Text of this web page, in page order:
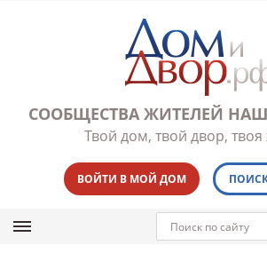
СООБЩЕСТВА ЖИТЕЛЕЙ
Твой дом, твой двор,
ВОЙТИ В МОЙ ДОМ